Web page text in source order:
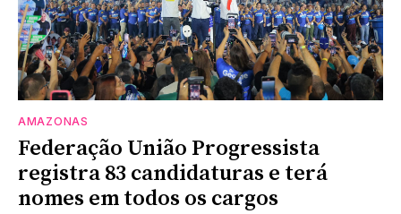
AMAZONAS
Federação União Progressista
registra 83 candidaturas e terá
nomes em todos os cargos